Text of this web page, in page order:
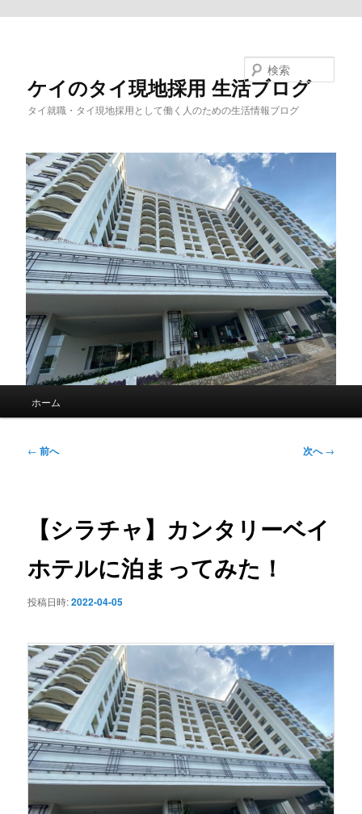
ケイのタイ現地採用 生活ブログ
タイ就職・タイ現地採用として働く人のための生活情報ブログ
ホーム
投
ョ
ン
← 前へ 次へ→
【シラチャ】カンタリーベイ
ホテルに泊まってみた！
投稿日時:2022-04-05